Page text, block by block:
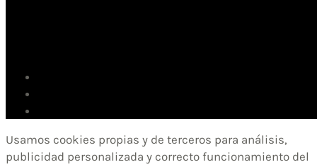
Usamos cookies propias y de terceros para análisis,
publicidad personalizada y correcto funcionamiento del